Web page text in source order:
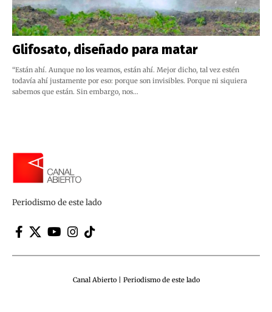
Glifosato, diseñado para matar
“Están ahí. Aunque no los veamos, están ahí. Mejor dicho, tal vez estén
todavía ahí justamente por eso: porque son invisibles. Porque ni siquiera
sabemos que están. Sin embargo, nos…
Periodismo de este lado
Canal Abierto | Periodismo de este lado